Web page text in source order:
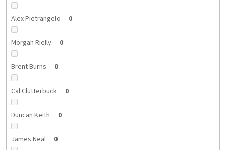
Alex Pietrangelo 0
Morgan Rielly 0
Brent Burns 0
Cal Clutterbuck 0
Duncan Keith 0
James Neal 0